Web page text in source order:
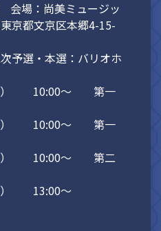
場：尚美ミュージッ
京都文京区本郷4-15-
予選・本選：バリオホ
火） 10:00～ 第一
水） 10:00～ 第一
金） 10:00～ 第二
土） 13:00～